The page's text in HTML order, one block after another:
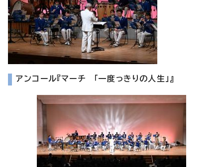
アンコール『マーチ 「一度っきりの人生」』